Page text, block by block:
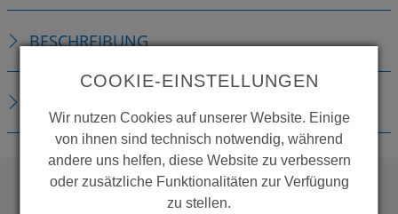
BESCHREIBUNG
COOKIE-EINSTELLUNGEN
Wir nutzen Cookies auf unserer Website. Einige
von ihnen sind technisch notwendig, während
andere uns helfen, diese Website zu verbessern
oder zusätzliche Funktionalitäten zur Verfügung
zu stellen.